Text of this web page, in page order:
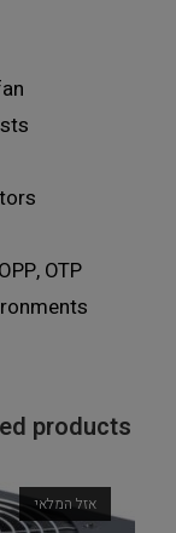
OTP
products
אזל המלאי